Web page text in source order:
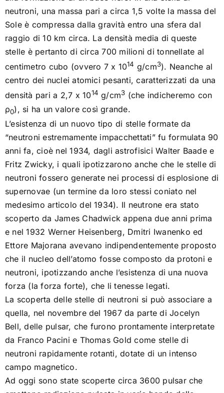
AAA materia cercasi
[as] radici – Dividere l’indivisibile
[as] intersezioni – Superfluidi
[as] visioni – Un tipo strano
[as] traiettorie – Più donne nella fisica
[as] spazi – Quanto
[as] illuminazioni – Solido o liquido?
[as] lampi
[as] segni
Colophon
neutroni, una massa pari a circa 1,5 volte la massa del
Sole è compressa dalla gravità entro una sfera dal
raggio di 10 km circa. La densità media di queste
stelle è pertanto di circa 700 milioni di tonnellate al
centimetro cubo (ovvero 7 x 1014 g/cm3). Neanche al
centro dei nuclei atomici pesanti, caratterizzati da una
densità pari a 2,7 x 1014 g/cm3 (che indicheremo con
ρ0), si ha un valore così grande.
L’esistenza di un nuovo tipo di stelle formate da
“neutroni estremamente impacchettati” fu formulata 90
anni fa, cioè nel 1934, dagli astrofisici Walter Baade e
Fritz Zwicky, i quali ipotizzarono anche che le stelle di
neutroni fossero generate nei processi di esplosione di
supernovae (un termine da loro stessi coniato nel
medesimo articolo del 1934). Il neutrone era stato
scoperto da James Chadwick appena due anni prima
e nel 1932 Werner Heisenberg, Dmitri Iwanenko ed
Ettore Majorana avevano indipendentemente proposto
che il nucleo dell’atomo fosse composto da protoni e
neutroni, ipotizzando anche l’esistenza di una nuova
forza (la forza forte), che li tenesse legati.
La scoperta delle stelle di neutroni si può associare a
quella, nel novembre del 1967 da parte di Jocelyn
Bell, delle pulsar, che furono prontamente interpretate
da Franco Pacini e Thomas Gold come stelle di
neutroni rapidamente rotanti, dotate di un intenso
campo magnetico.
Ad oggi sono state scoperte circa 3600 pulsar che